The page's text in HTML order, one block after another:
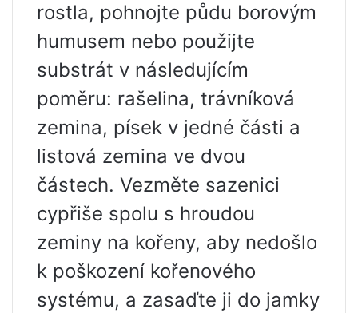
rostla, pohnojte půdu borovým
humusem nebo použijte
substrát v následujícím
poměru: rašelina, trávníková
zemina, písek v jedné části a
listová zemina ve dvou
částech. Vezměte sazenici
cypřiše spolu s hroudou
zeminy na kořeny, aby nedošlo
k poškození kořenového
systému, a zasaďte ji do jamky